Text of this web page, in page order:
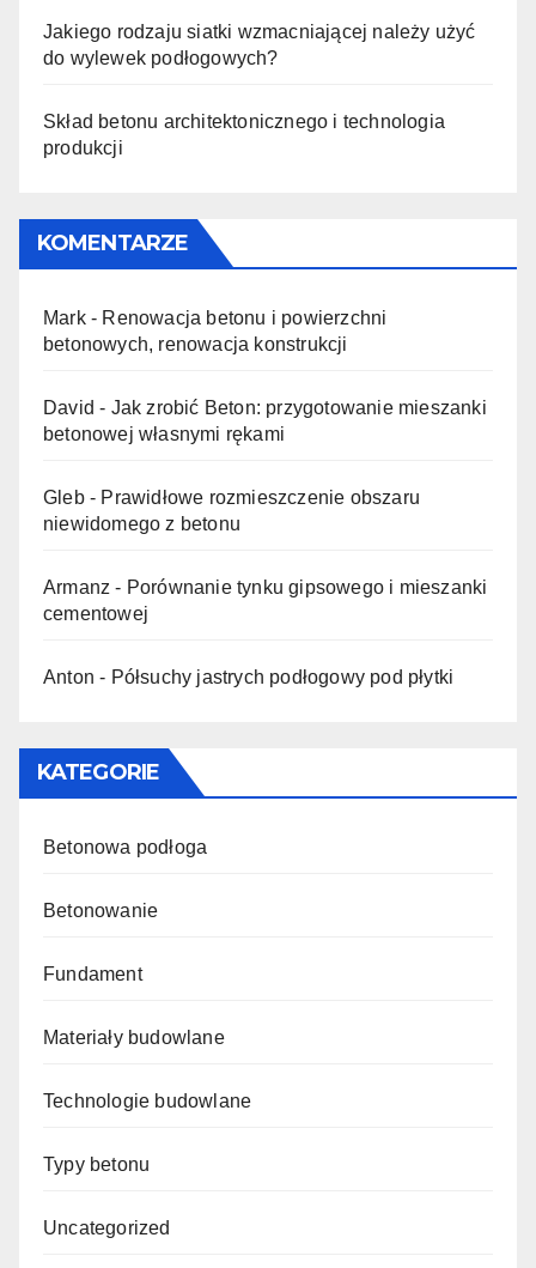
Jakiego rodzaju siatki wzmacniającej należy użyć
do wylewek podłogowych?
Skład betonu architektonicznego i technologia
produkcji
KOMENTARZE
Mark- Renowacja betonu i powierzchni
betonowych, renowacja konstrukcji
David - Jak zrobić Beton: przygotowanie mieszanki
betonowej własnymi rękami
Gleb- Prawidłowe rozmieszczenie obszaru
niewidomego z betonu
Armanz - Porównanie tynku gipsowego i mieszanki
cementowej
Anton - Półsuchy jastrych podłogowy pod płytki
KATEGORIE
Betonowa podłoga
Betonowanie
Fundament
Materiały budowlane
Technologie budowlane
Typy betonu
Uncategorized